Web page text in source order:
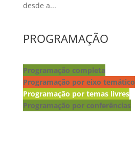
desde a...
PROGRAMAÇÃO
Programação completa
Programação por eixo temático
Programação por temas livres
Programação por conferências